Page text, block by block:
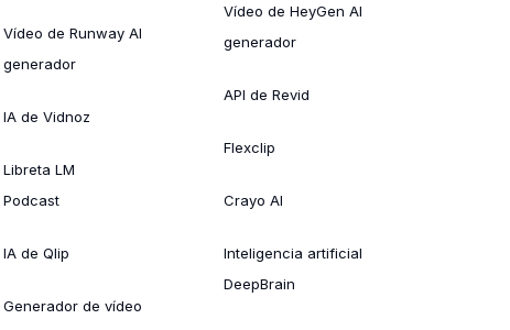
Vídeo de Runway AI
generador
IA de Vidnoz
Libreta LM
Podcast
IA de Qlip
Generador de vídeo
Vídeo de HeyGen AI
generador
API de Revid
Flexclip
Crayo AI
Inteligencia artificial
DeepBrain